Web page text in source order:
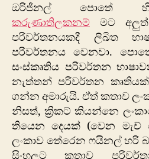
ඔරිජිනල් පොතේ
කරුණාතිලකනම් මට
පරිවර්තනයකදී ලිඛිත
පරිවර්තනය වෙනවා.
සංස්කෘතිය පරිවර්තන
නැත්තන් පරිවර්තන
ගන්න අමාරුයි. ඒත් කතාව
නිසත්, ක්‍රිකට් කියන්නෙ
තියෙන දෙයක් (වෙන මැච්
ලංකාව තේරෙන ෆයිනල් හරි
සිංහලට කතාව